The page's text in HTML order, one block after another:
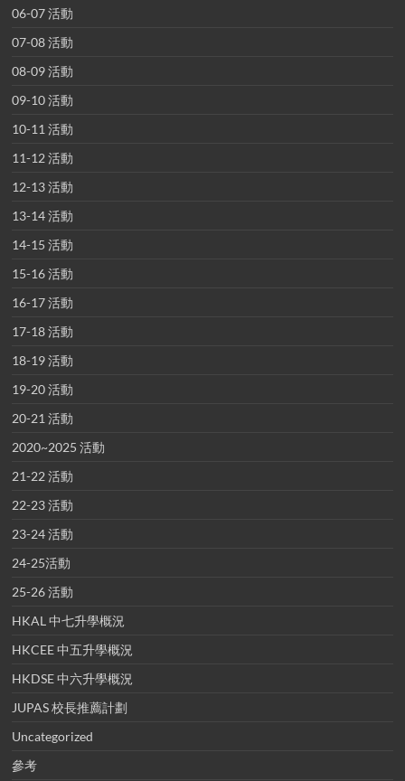
06-07 活動
07-08 活動
08-09 活動
09-10 活動
10-11 活動
11-12 活動
12-13 活動
13-14 活動
14-15 活動
15-16 活動
16-17 活動
17-18 活動
18-19 活動
19-20 活動
20-21 活動
2020~2025 活動
21-22 活動
22-23 活動
23-24 活動
24-25活動
25-26 活動
HKAL 中七升學概況
HKCEE 中五升學概況
HKDSE 中六升學概況
JUPAS 校長推薦計劃
Uncategorized
參考